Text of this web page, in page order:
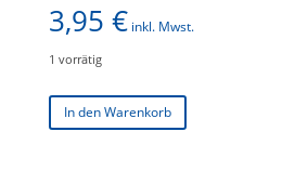
3,95 € inkl. Mwst.
1 vorrätig
Sauna
Peeling
In den Warenkorb